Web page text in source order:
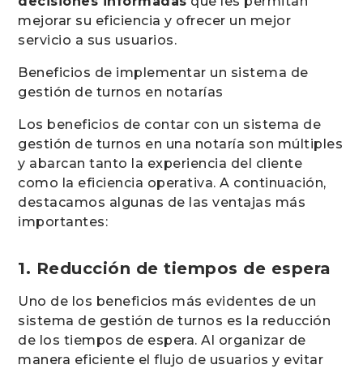
mejorar su eficiencia y ofrecer un mejor
servicio a sus usuarios.
Beneficios de implementar un sistema de
gestión de turnos en notarías
Los beneficios de contar con un sistema de
gestión de turnos en una notaría son múltiples
y abarcan tanto la experiencia del cliente
como la eficiencia operativa. A continuación,
destacamos algunas de las ventajas más
importantes:
1. Reducción de tiempos de espera
Uno de los beneficios más evidentes de un
sistema de gestión de turnos es la reducción
de los tiempos de espera. Al organizar de
manera eficiente el flujo de usuarios y evitar